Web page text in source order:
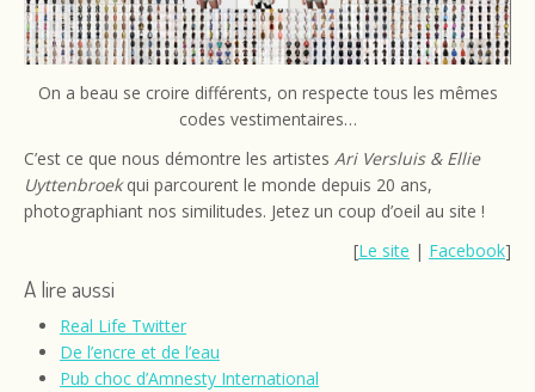
On a beau se croire différents, on respecte tous les mêmes
codes vestimentaires…
C’est ce que nous démontre les artistes Ari Versluis & Ellie
Uyttenbroekqui parcourent le monde depuis 20 ans,
photographiant nos similitudes. Jetez un coup d’oeil au site !
[Le site | Facebook]
A lire aussi
Real Life Twitter
De l’encre et de l’eau
Pub choc d’Amnesty International